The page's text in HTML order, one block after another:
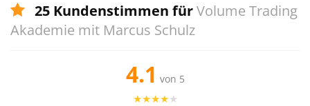
25 Kundenstimmen fürVolume Trading
Akademie mit Marcus Schulz
4.1 von 5
★★★★★